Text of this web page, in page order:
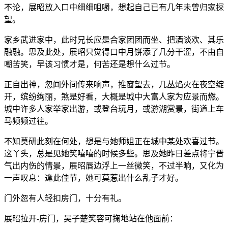
不论，展昭放入口中细细咀嚼，想起自己已有几年未曾归家探
望。
家乡武进家中，此时兄长应是合家团团而坐、把酒谈欢、其乐
融融。思及此处，展昭只觉得口中月饼添了几分干涩，不由自
嘲苦笑，早该习惯才是，何苦还是想什么过节。
正自出神，忽闻外间传来响声，推窗望去，几丛焰火在夜空绽
开，缤纷绚丽，煞是好看，大概是城中大富人家为应景而燃。
城中许多人家举家出游，或登台玩月，或游湖赏景，街道上车
马频频过往。
不知莫研此刻在何处，想是与她师姐正在城中某处欢喜过节。
这丫头，总是见她笑嘻嘻的时候多些。思及她昨日差点将宁晋
气出内伤的情景，展昭唇边浮上一丝微笑，不过半晌，又化为
一声叹息：逢此佳节，她可莫惹出什么乱子才好。
门外忽有人轻扣房门，十分有礼。
展昭拉开-房门，吴子楚笑容可掬地站在他面前：